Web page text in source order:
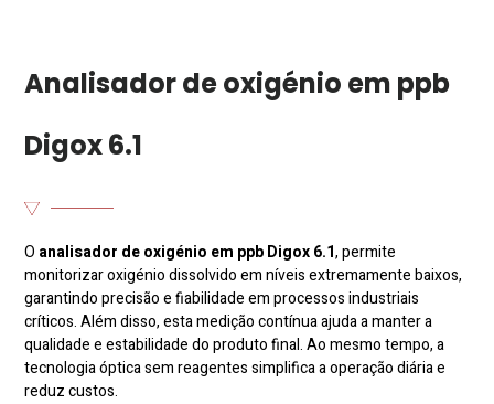
Analisador de oxigénio em ppb
Digox 6.1
O analisador de oxigénio em ppbDigox 6.1, permite
monitorizar oxigénio dissolvido em níveis extremamente baixos,
garantindo precisão e fiabilidade em processos industriais
críticos. Além disso, esta medição contínua ajuda a manter a
qualidade e estabilidade do produto final. Ao mesmo tempo, a
tecnologia óptica sem reagentes simplifica a operação diária e
reduz custos.